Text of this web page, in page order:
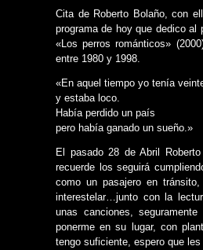
Cita de Roberto Bolaño, con
programa de hoy que dedico al
«Los perros románticos»
entre 1980 y 1998.
«En aquel tiempo yo tenía
y estaba loco.
Había perdido un país
pero había ganado un sueño.»
El pasado 28 de Abril
recuerde los seguirá
como un pasajero en
interestelar…junto con la
unas canciones,
ponerme en su lugar, con
tengo suficiente, espero que